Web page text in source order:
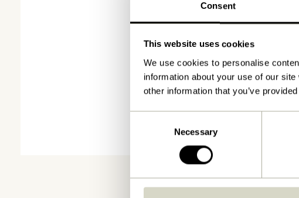
Consent
This website uses cookies
We use cookies to personalise
information about your use of our
other information that you’ve
Necessary